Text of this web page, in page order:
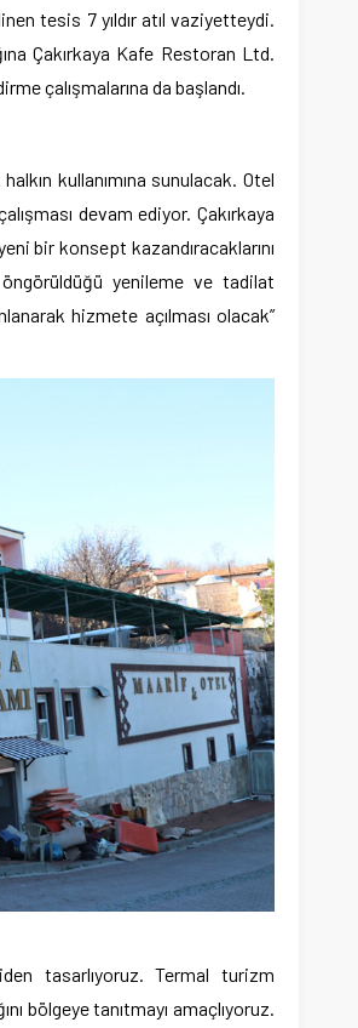
tesis 7 yıldır atıl vaziyetteydi.
Çakırkaya Kafe Restoran Ltd.
çalışmalarına da başlandı.
kullanımına sunulacak. Otel
devam ediyor. Çakırkaya
bir konsept kazandıracaklarını
yenileme ve tadilat
hizmete açılması olacak”
tasarlıyoruz. Termal turizm
bölgeye tanıtmayı amaçlıyoruz.